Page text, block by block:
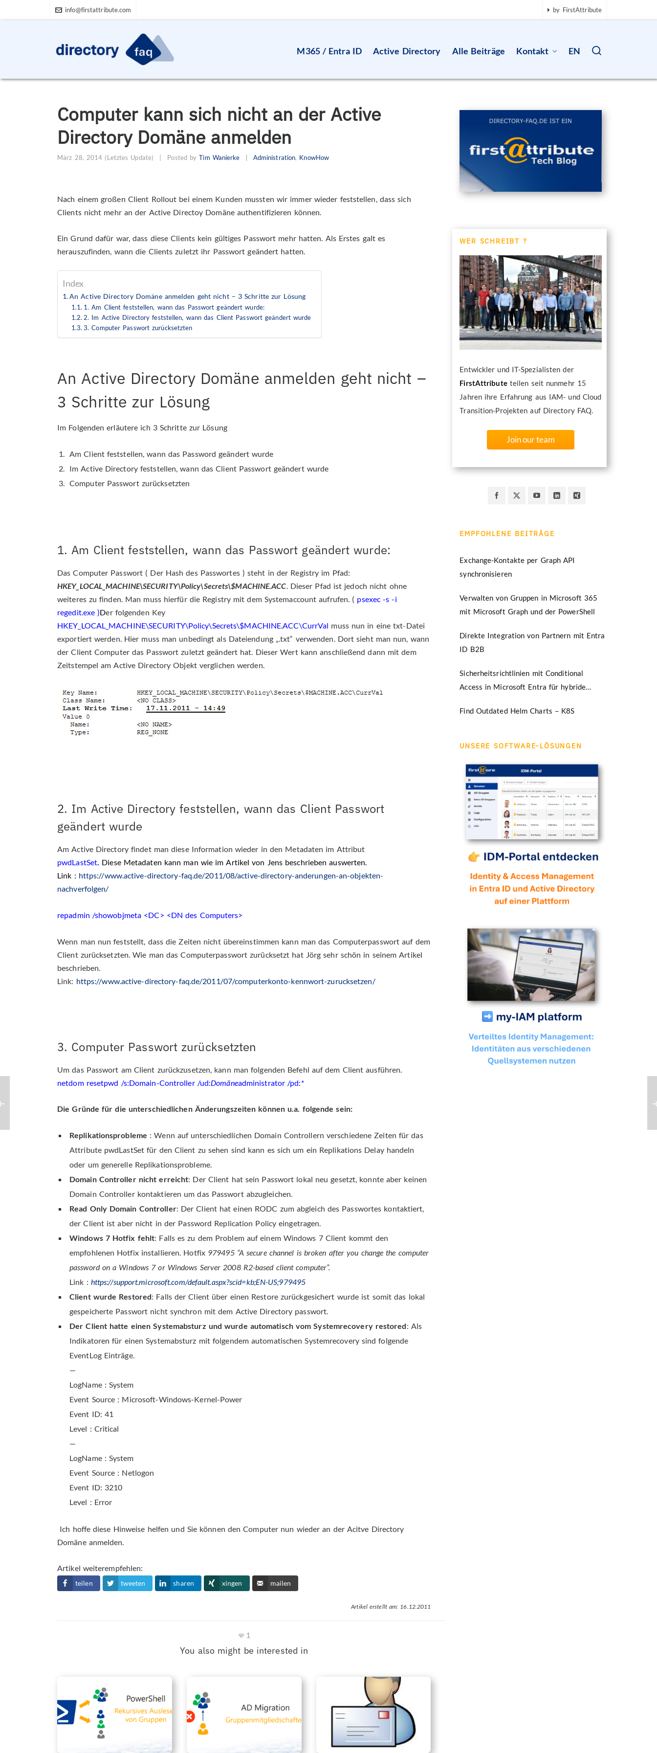
info@firstattribute.com by FirstAttribute
M365 / Entra ID Active Directory Alle Beiträge Kontakt EN
Computer kann sich nicht an der Active
Directory Domäne anmelden
März 28, 2014 (Letztes Update) Posted byTim Wanierke Administration, KnowHow
Nach einem großen Client Rollout bei einem Kunden mussten wir immer wieder feststellen, dass sich
Clients nicht mehr an der Active Directoy Domäne authentifizieren können.
Ein Grund dafür war, dass diese Clients kein gültiges Passwort mehr hatten. Als Erstes galt es
herauszufinden, wann die Clients zuletzt ihr Passwort geändert hatten.
Index
An Active Directory Domäne anmelden geht nicht – 3 Schritte zur Lösung
1. Am Client feststellen, wann das Passwort geändert wurde:
2. Im Active Directory feststellen, wann das Client Passwort geändert wurde
3. Computer Passwort zurücksetzten
An Active Directory Domäne anmelden geht nicht –
3 Schritte zur Lösung
Im Folgenden erläutere ich 3 Schritte zur Lösung
Am Client feststellen, wann das Password geändert wurde
Im Active Directory feststellen, wann das Client Passwort geändert wurde
Computer Passwort zurücksetzten
1. Am Client feststellen, wann das Passwort geändert wurde:
Das Computer Passwort ( Der Hash des Passwortes ) steht in der Registry im Pfad:
HKEY_LOCAL_MACHINE\SECURITY\Policy\Secrets\$MACHINE.ACC . Dieser Pfad ist jedoch nicht ohne
weiteres zu finden. Man muss hierfür die Registry mit dem Systemaccount aufrufen. ( psexec -s -i
regedit.exe )Der folgenden Key
HKEY_LOCAL_MACHINE\SECURITY\Policy\Secrets\$MACHINE.ACC\CurrVal muss nun in eine txt-Datei
exportiert werden. Hier muss man unbedingt als Dateiendung „.txt“ verwenden. Dort sieht man nun, wann
der Client Computer das Passwort zuletzt geändert hat. Dieser Wert kann anschließend dann mit dem
Zeitstempel am Active Directory Objekt verglichen werden.
2. Im Active Directory feststellen, wann das Client Passwort
geändert wurde
Am Active Directory findet man diese Information wieder in den Metadaten im Attribut
pwdLastSet Diese Metadaten kann man wie im Artikel von Jens beschrieben auswerten.
Link : https://www.active-directory-faq.de/2011/08/active-directory-anderungen-an-objekten-
nachverfolgen/
repadmin /showobjmeta <DC> <DN des Computers>
Wenn man nun feststellt, dass die Zeiten nicht übereinstimmen kann man das Computerpasswort auf dem
Client zurücksetzten. Wie man das Computerpasswort zurücksetzt hat Jörg sehr schön in seinem Artikel
beschrieben.
Link: https://www.active-directory-faq.de/2011/07/computerkonto-kennwort-zurucksetzen/
3. Computer Passwort zurücksetzten
Um das Passwort am Client zurückzusetzen, kann man folgenden Befehl auf dem Client ausführen.
netdom resetpwd /s:Domain-Controller /ud:Domäneadministrator /pd:*
Die Gründe für die unterschiedlichen Änderungszeiten können u.a. folgende sein:
Replikationsprobleme : Wenn auf unterschiedlichen Domain Controllern verschiedene Zeiten für das
Attribute pwdLastSet für den Client zu sehen sind kann es sich um ein Replikations Delay handeln
oder um generelle Replikationsprobleme.
Domain Controller nicht erreicht: Der Client hat sein Passwort lokal neu gesetzt, konnte aber keinen
Domain Controller kontaktieren um das Passwort abzugleichen.
Read Only Domain Controller: Der Client hat einen RODC zum abgleich des Passwortes kontaktiert,
der Client ist aber nicht in der Password Replication Policy eingetragen.
Windows 7 Hotfix fehlt: Falls es zu dem Problem auf einem Windows 7 Client kommt den
empfohlenen Hotfix installieren. Hotfix 979495 “A secure channel is broken after you change the computer
password on a Windows 7 or Windows Server 2008 R2-based client computer”.
Link : https://support.microsoft.com/default.aspx?scid=kb;EN-US;979495
Client wurde Restored: Falls der Client über einen Restore zurückgesichert wurde ist somit das lokal
gespeicherte Passwort nicht synchron mit dem Active Directory passwort.
Der Client hatte einen Systemabsturz und wurde automatisch vom Systemrecovery restored: Als
Indikatoren für einen Systemabsturz mit folgendem automatischen Systemrecovery sind folgende
EventLog Einträge.
—
LogName : System
Event Source : Microsoft-Windows-Kernel-Power
Event ID: 41
Level : Critical
—
LogName : System
Event Source : Netlogon
Event ID: 3210
Level : Error
Ich hoffe diese Hinweise helfen und Sie können den Computer nun wieder an der Acitve Directory
Domäne anmelden.
Artikel weiterempfehlen:
teilen tweeten sharen xingen mailen
Artikel erstellt am: 16.12.2011
1
You also might be interested in
WER SCHREIBT ?
Entwickler und IT-Spezialisten der
FirstAttributeteilen seit nunmehr 15
Jahren ihre Erfahrung aus IAM- und Cloud
Transition-Projekten auf Directory FAQ.
Join our team
EMPFOHLENE BEITRÄGE
Exchange-Kontakte per Graph API
synchronisieren
Verwalten von Gruppen in Microsoft 365
mit Microsoft Graph und der PowerShell
Direkte Integration von Partnern mit Entra
ID B2B
Sicherheitsrichtlinien mit Conditional
Access in Microsoft Entra für hybride
Find Outdated Helm Charts – K8S
UNSERE SOFTWARE-LÖSUNGEN